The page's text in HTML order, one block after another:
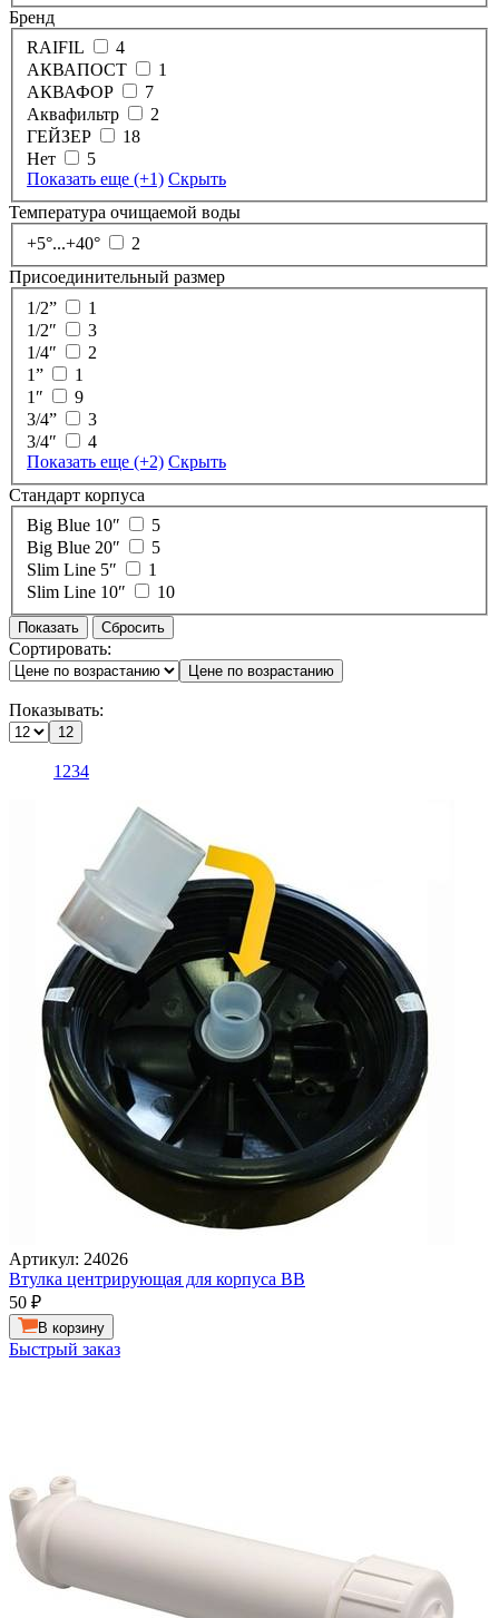
Бренд
RAIFIL
4
АКВАПОСТ
1
АКВАФОР
7
Аквафильтр
2
ГЕЙЗЕР
18
Нет
5
Показать еще (+1) Скрыть
Температура очищаемой воды
+5°...+40°
2
Присоединительный размер
1/2”
1
1/2″
3
1/4″
2
1”
1
1″
9
3/4”
3
3/4″
4
Показать еще (+2) Скрыть
Стандарт корпуса
Big Blue 10″
5
Big Blue 20″
5
Slim Line 5″
1
Slim Line 10″
10
Показать Cбросить
Сортировать:
Цене по возрастанию
Показывать:
12
1 234
Артикул: 24026
Втулка центрирующая для корпуса ВВ
50 ₽
В корзину
Быстрый заказ